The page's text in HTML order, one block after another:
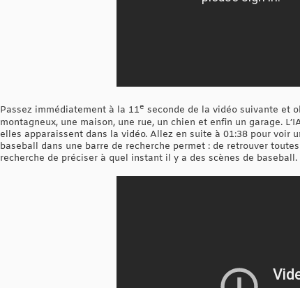
Passez immédiatement à la 11e seconde de la vidéo suivante et
montagneux, une maison, une rue, un chien et enfin un garage.
elles apparaissent dans la vidéo. Allez en suite à 01:38 pour voir
baseball dans une barre de recherche permet : de retrouver
recherche de préciser à quel instant il y a des scènes de baseball.